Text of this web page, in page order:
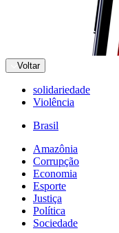
Voltar
solidariedade
Violência
Brasil
Amazônia
Corrupção
Economia
Esporte
Justiça
Política
Sociedade